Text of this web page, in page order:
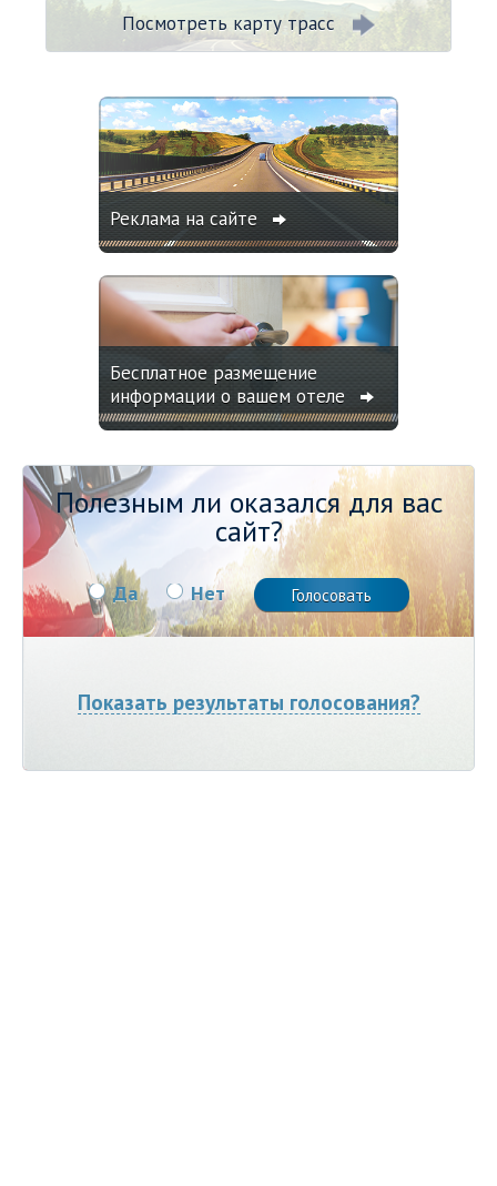
Посмотреть карту трасс
Реклама на сайте
Бесплатное размещение
информации о вашем отеле
Полезным ли оказался для вас
сайт?
Да Нет
Показать результаты голосования?